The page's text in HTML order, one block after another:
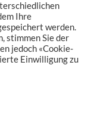
ThemeSpacious
.
Da Capo, Udo!
Akkordeon
French
Fenstersterne
Hörer-
Ihre
werden.
stimmen Sie der
jedoch «Cookie-
Einwilligung zu